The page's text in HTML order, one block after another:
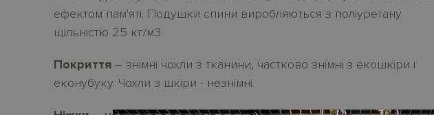
ефектом пам'яті. Подушки спини виробляються з поліуретану
щільністю 25 кг/м3.
Покриття – знiмнi чохли з тканини, частково знiмнi з екошкiри і
еконубуку. Чохли з шкіри - незнімні.